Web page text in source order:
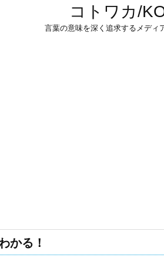
コトワカ/
言葉の意味を深く追求するメディ
かる！